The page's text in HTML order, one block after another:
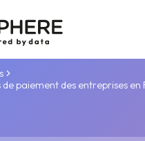
paiement des entreprises en